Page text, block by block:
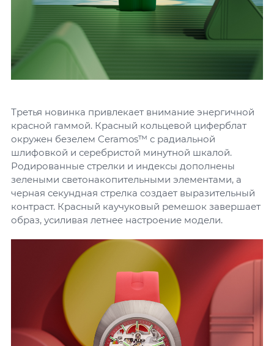
Третья новинка привлекает внимание энергичной
красной гаммой. Красный кольцевой циферблат
окружен безелем Ceramos™ с радиальной
шлифовкой и серебристой минутной шкалой.
Родированные стрелки и индексы дополнены
зелеными светонакопительными элементами, а
черная секундная стрелка создает выразительный
контраст. Красный каучуковый ремешок завершает
образ, усиливая летнее настроение модели.